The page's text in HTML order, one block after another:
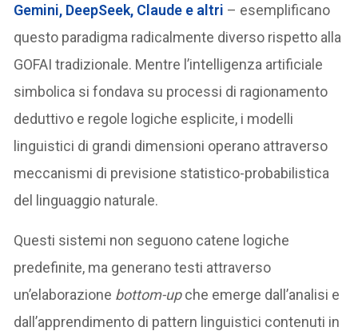
Gemini, DeepSeek, Claude e altri – esemplificano
questo paradigma radicalmente diverso rispetto alla
GOFAI tradizionale. Mentre l’intelligenza artificiale
simbolica si fondava su processi di ragionamento
deduttivo e regole logiche esplicite, i modelli
linguistici di grandi dimensioni operano attraverso
meccanismi di previsione statistico-probabilistica
del linguaggio naturale.
Questi sistemi non seguono catene logiche
predefinite, ma generano testi attraverso
un’elaborazione bottom-upche emerge dall’analisi e
dall’apprendimento di pattern linguistici contenuti in